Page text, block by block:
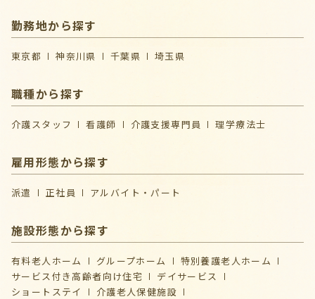
勤務地から探す
東京都 神奈川県 千葉県 埼玉県
職種から探す
介護スタッフ 看護師 介護支援専門員 理学療法士
雇用形態から探す
派遣 正社員 アルバイト・パート
施設形態から探す
有料老人ホーム グループホーム
特別養護老人ホーム
サービス付き高齢者向け住宅
デイサービス
ショートステイ
介護⽼⼈保健施設